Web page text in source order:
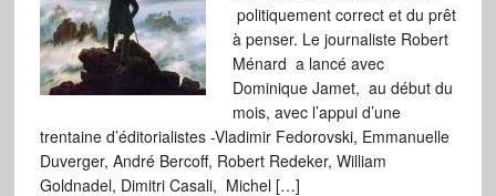
politiquement correct et du prêt
à penser. Le journaliste Robert
Ménard a lancé avec
Dominique Jamet, au début du
mois, avec l’appui d’une
trentaine d’éditorialistes -Vladimir Fedorovski, Emmanuelle
Duverger, André Bercoff, Robert Redeker, William
Goldnadel, Dimitri Casali, Michel […]